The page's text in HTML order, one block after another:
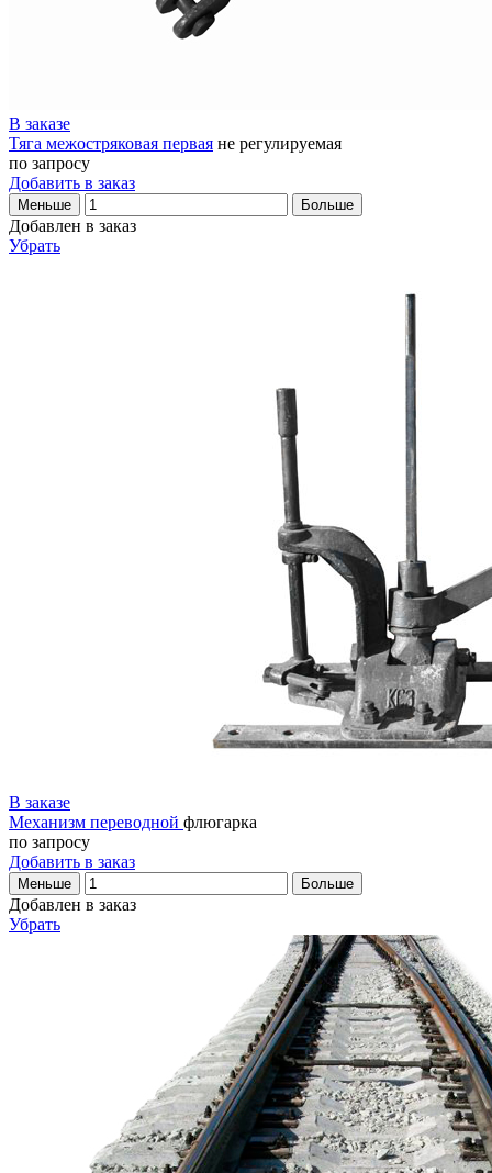
В заказе
Тяга межостряковая первая не регулируемая
по запросу
Добавить в заказ
Меньше Больше
Добавлен в заказ
Убрать
В заказе
Механизм переводной флюгарка
по запросу
Добавить в заказ
Меньше Больше
Добавлен в заказ
Убрать